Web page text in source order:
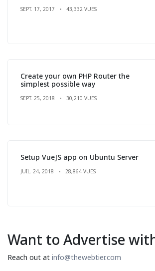
SEPT. 17, 2017 43,332 VUES
Create your own PHP Router the
simplest possible way
SEPT. 25, 2018 30,210 VUES
Setup VueJS app on Ubuntu Server
JUIL. 24, 2018 28,864 VUES
Want to Advertise
Reach out at info@thewebtier.com